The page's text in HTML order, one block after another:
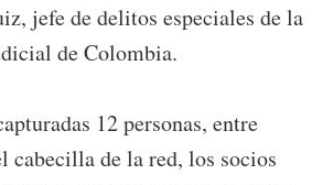
jefe de delitos especiales de la
de Colombia.
12 personas, entre
cabecilla de la red, los socios